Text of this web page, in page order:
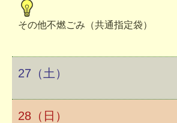
その他不燃ごみ（共通指定袋）
27（土）
28（日）